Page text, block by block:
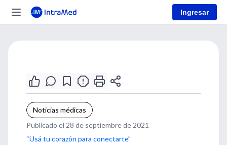
Ingresar
Noticias médicas
Publicado el 28 de septiembre de 2021
“Usá tu corazón para conectarte”